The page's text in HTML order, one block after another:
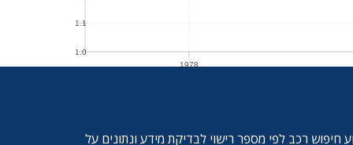
1978
1.0
1.1
חיפוש רכב לפי מספר רישוי לבדיקת מידע ונתונים על